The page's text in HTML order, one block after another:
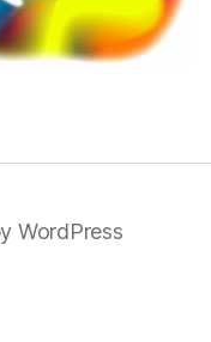
WordPress